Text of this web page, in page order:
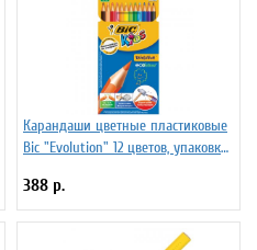
Карандаши цветные пластиковые
Bic "Evolution" 12 цветов, упаковка
388 р.